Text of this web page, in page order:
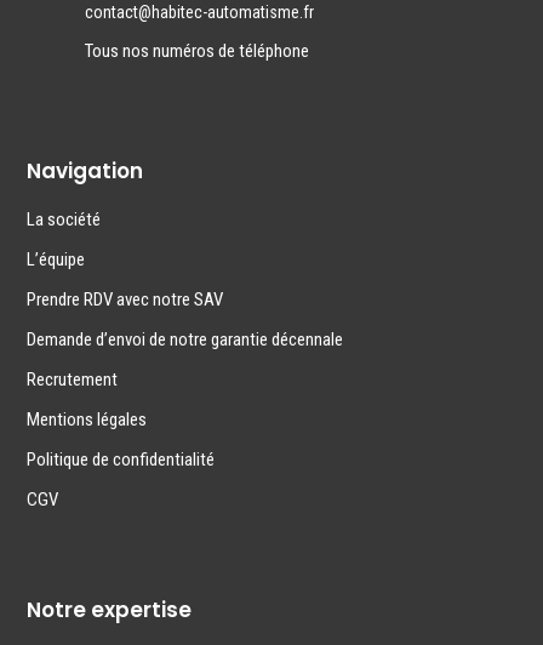
contact@habitec-automatisme.fr
Tous nos numéros de téléphone
Navigation
La société
L’équipe
Prendre RDV avec notre SAV
Demande d’envoi de notre garantie décennale
Recrutement
Mentions légales
Politique de confidentialité
CGV
Notre expertise